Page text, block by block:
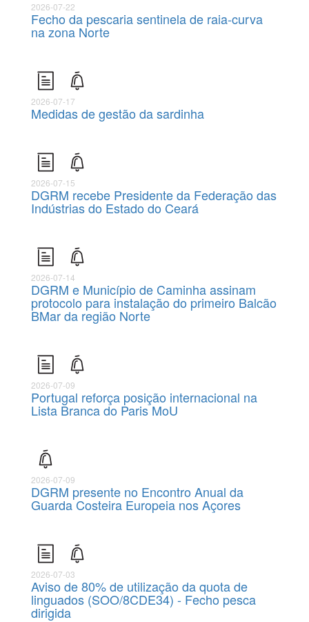
2026-07-22
Fecho da pescaria sentinela de raia-curva
na zona Norte
2026-07-17
Medidas de gestão da sardinha
2026-07-15
DGRM recebe Presidente da Federação das
Indústrias do Estado do Ceará
2026-07-14
DGRM e Município de Caminha assinam
protocolo para instalação do primeiro Balcão
BMar da região Norte
2026-07-09
Portugal reforça posição internacional na
Lista Branca do Paris MoU
2026-07-09
DGRM presente no Encontro Anual da
Guarda Costeira Europeia nos Açores
2026-07-03
Aviso de 80% de utilização da quota de
linguados (SOO/8CDE34) - Fecho pesca
dirigida